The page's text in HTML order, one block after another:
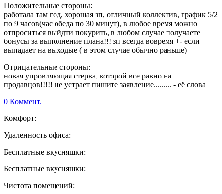
Положительные стороны:
работала там год, хорошая зп, отличный коллектив, график 5/2
по 9 часов(час обеда по 30 минут), в любое время можно
отпроситься выйдти покурить, в любом случае получаете
бонусы за выполнение плана!!! зп всегда вовремя +- если
выпадает на выходые ( в этом случае обычно раньше)
Отрицательные стороны:
новая упровляющая стерва, которой все равно на
продавцов!!!!! не устрает пишите заявление......... - её слова
0 Коммент.
Комфорт:
Удаленность офиса:
Бесплатные вкусняшки:
Бесплатные вкусняшки:
Чистота помещений: